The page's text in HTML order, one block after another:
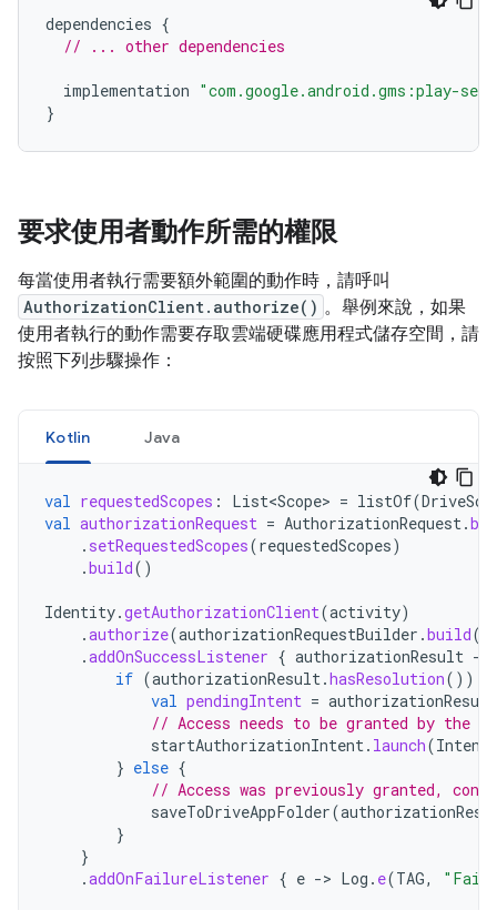
dependencies {
// ... other dependencies
implementation "com.google.android.gms:play-
}
要求使用者動作所需的權限
每當使用者執行需要額外範圍的動作時，請呼叫
AuthorizationClient.authorize() 。舉例來說，如果
使用者執行的動作需要存取雲端硬碟應用程式儲存空間，請
按照下列步驟操作：
Kotlin Java
val requestedScopes : List<Scope> = listOf(
val authorizationRequest = AuthorizationRequest.
. setRequestedScopes(requestedScopes)
.build()
Identity.getAuthorizationClient(activity)
.authorize(authorizationRequestBuilder .build
.addOnSuccessListener { authorizationResult -
if (authorizationResult.hasResolution())
val pendingIntent = authorizationResult
// Access needs to be granted by the
startAuthorizationIntent. launch(
} else {
// Access was previously granted,
saveToDriveAppFolder(
}
}
.addOnFailureListener { e -> Log . e(TAG,